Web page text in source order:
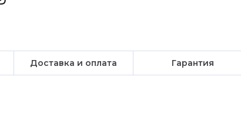
Доставка и оплата Гарантия